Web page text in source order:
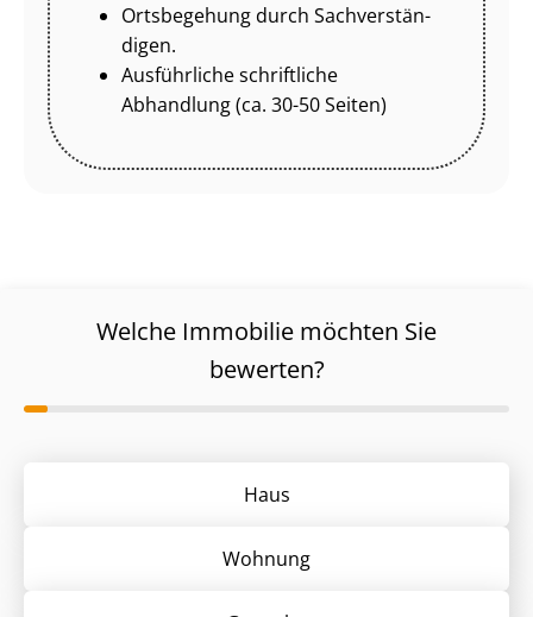
Ortsbegehung durch Sach­ver­stän­
di­gen.
Ausführliche schriftliche
Abhandlung (ca. 30-50 Seiten)
Welche Immobilie möchten Sie
bewerten?
Haus
Wohnung